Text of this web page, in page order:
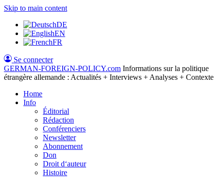
Skip to main content
DE
EN
FR
Se connecter
GERMAN-FOREIGN-POLICY.com Informations sur la politique
étrangère allemande : Actualités + Interviews + Analyses + Contexte
Home
Info
Éditorial
Rédaction
Conférenciers
Newsletter
Abonnement
Don
Droit d‘auteur
Histoire